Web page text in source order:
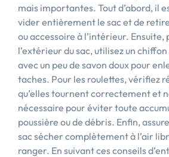
mais importantes. Tout d’abord, il
vider entièrement le sac et de
ou accessoire à l’intérieur. Ensuite,
l’extérieur du sac, utilisez un
avec un peu de savon doux pour
taches. Pour les roulettes, vérifiez
qu’elles tournent correctement et
nécessaire pour éviter toute
poussière ou de débris. Enfin,
sac sécher complètement à l’air
ranger. En suivant ces conseils